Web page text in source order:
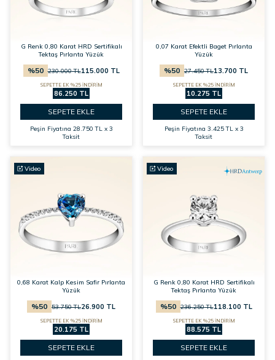
G Renk 0,80 Karat HRD Sertifikalı
Tektaş Pırlanta Yüzük
%50 230.000TL115.000 TL
SEPETTE EK %25 İNDİRİM
86.250 TL
SEPETE EKLE
Peşin Fiyatına 28.750 TL x 3
Taksit
0,07 Karat Efektli Baget Pırlanta
Yüzük
%50 27.450TL13.700 TL
SEPETTE EK %25 İNDİRİM
10.275 TL
SEPETE EKLE
Peşin Fiyatına 3.425 TL x 3
Taksit
Video
0,68 Karat Kalp Kesim Safir Pırlanta
Yüzük
%50 53.750TL26.900 TL
SEPETTE EK %25 İNDİRİM
20.175 TL
SEPETE EKLE
Video
G Renk 0,80 Karat HRD Sertifikalı
Tektaş Pırlanta Yüzük
%50 236.250TL118.100 TL
SEPETTE EK %25 İNDİRİM
88.575 TL
SEPETE EKLE